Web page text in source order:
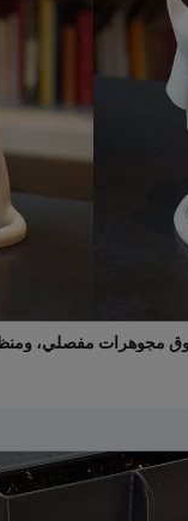
مجوهرات مفصلي،